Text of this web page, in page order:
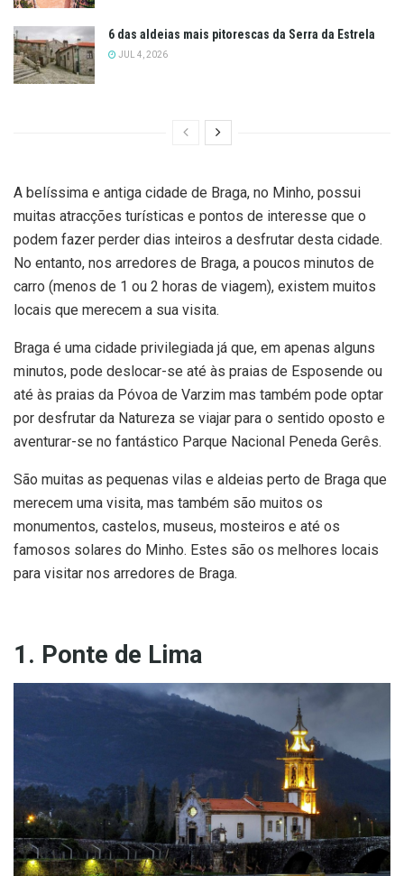
6 das aldeias mais pitorescas da Serra da Estrela
JUL 4, 2026
A belíssima e antiga cidade de Braga, no Minho, possui
muitas atracções turísticas e pontos de interesse que o
podem fazer perder dias inteiros a desfrutar desta cidade.
No entanto, nos arredores de Braga, a poucos minutos de
carro (menos de 1 ou 2 horas de viagem), existem muitos
locais que merecem a sua visita.
Braga é uma cidade privilegiada já que, em apenas alguns
minutos, pode deslocar-se até às praias de Esposende ou
até às praias da Póvoa de Varzim mas também pode optar
por desfrutar da Natureza se viajar para o sentido oposto e
aventurar-se no fantástico Parque Nacional Peneda Gerês.
São muitas as pequenas vilas e aldeias perto de Braga que
merecem uma visita, mas também são muitos os
monumentos, castelos, museus, mosteiros e até os
famosos solares do Minho. Estes são os melhores locais
para visitar nos arredores de Braga.
1. Ponte de Lima